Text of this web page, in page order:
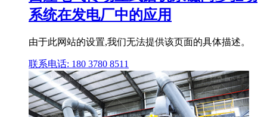
系统在发电厂中的应用
由于此网站的设置,我们无法提供该页面的具体描述。
联系电话: 180 3780 8511